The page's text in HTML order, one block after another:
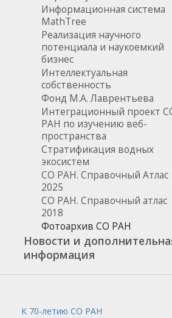
Информационная система
MathTree
Реализация научного
потенциала и наукоемкий
бизнес
Интеллектуальная
собственность
Фонд М.А. Лаврентьева
Интеграционный проект
РАН по изучению веб-
пространства
Стратификация водных
экосистем
СО РАН. Справочный Атлас
2025
СО РАН. Справочный атлас
2018
Фотоархив СО РАН
Новости и
информация
К 70-летию СО РАН